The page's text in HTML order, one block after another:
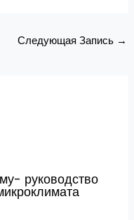
Следующая Запись →
руководство